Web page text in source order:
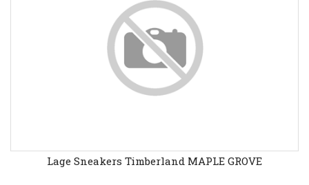
Lage Sneakers Timberland MAPLE GROVE